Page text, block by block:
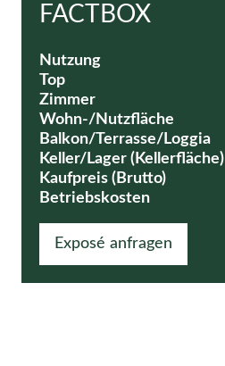
FACTBOX
Nutzung
Top
Zimmer
Wohn-/Nutzfläche
Balkon/Terrasse/Loggia
Keller/Lager (Kellerfläche)
Kaufpreis (Brutto)
Betriebskosten
Exposé anfragen